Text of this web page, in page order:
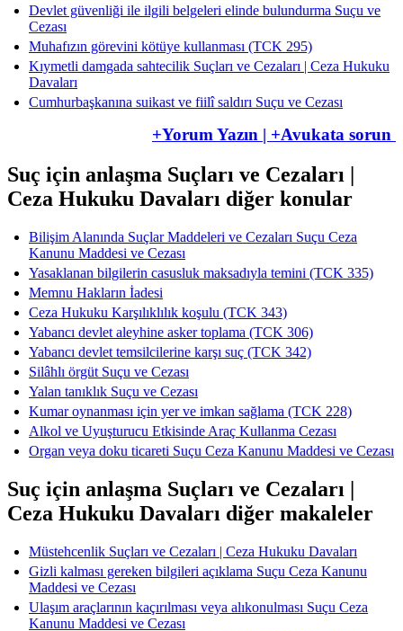
Devlet güvenliği ile ilgili belgeleri elinde bulundurma Suçu ve
Cezası
Muhafızın görevini kötüye kullanması (TCK 295)
Kıymetli damgada sahtecilik Suçları ve Cezaları | Ceza Hukuku
Davaları
Cumhurbaşkanına suikast ve fiilî saldırı Suçu ve Cezası
+Yorum Yazın | +Avukata sorun
Suç için anlaşma Suçları ve Cezaları |
Ceza Hukuku Davaları diğer konular
Bilişim Alanında Suçlar Maddeleri ve Cezaları Suçu Ceza
Kanunu Maddesi ve Cezası
Yasaklanan bilgilerin casusluk maksadıyla temini (TCK 335)
Memnu Hakların İadesi
Ceza Hukuku Karşılıklılık koşulu (TCK 343)
Yabancı devlet aleyhine asker toplama (TCK 306)
Yabancı devlet temsilcilerine karşı suç (TCK 342)
Silâhlı örgüt Suçu ve Cezası
Yalan tanıklık Suçu ve Cezası
Kumar oynanması için yer ve imkan sağlama (TCK 228)
Alkol ve Uyuşturucu Etkisinde Araç Kullanma Cezası
Organ veya doku ticareti Suçu Ceza Kanunu Maddesi ve Cezası
Suç için anlaşma Suçları ve Cezaları |
Ceza Hukuku Davaları diğer makaleler
Müstehcenlik Suçları ve Cezaları | Ceza Hukuku Davaları
Gizli kalması gereken bilgileri açıklama Suçu Ceza Kanunu
Maddesi ve Cezası
Ulaşım araçlarının kaçırılması veya alıkonulması Suçu Ceza
Kanunu Maddesi ve Cezası